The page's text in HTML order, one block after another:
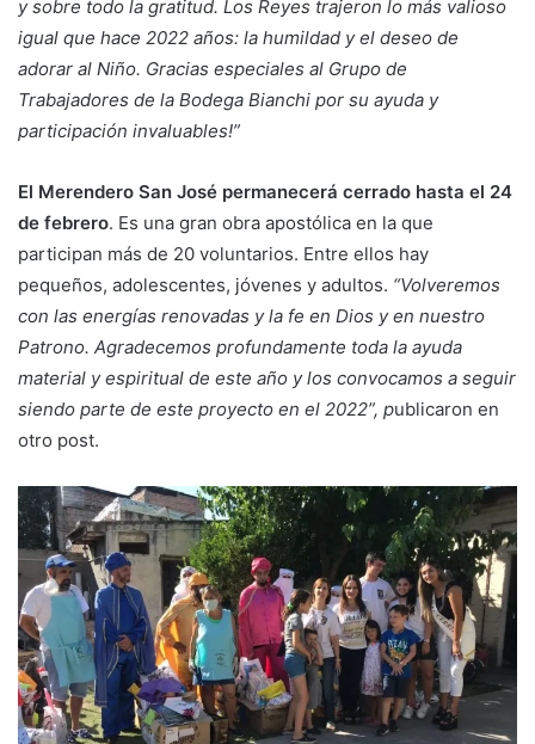
y sobre todo la gratitud. Los Reyes trajeron lo más valioso
igual que hace 2022 años: la humildad y el deseo de
adorar al Niño. Gracias especiales al Grupo de
Trabajadores de la Bodega Bianchi por su ayuda y
participación invaluables!”
El Merendero San José permanecerá cerrado hasta el 24
de febrero. Es una gran obra apostólica en la que
participan más de 20 voluntarios. Entre ellos hay
pequeños, adolescentes, jóvenes y adultos. “Volveremos
con las energías renovadas y la fe en Dios y en nuestro
Patrono. Agradecemos profundamente toda la ayuda
material y espiritual de este año y los convocamos a seguir
siendo parte de este proyecto en el 2022”, publicaron en
otro post.